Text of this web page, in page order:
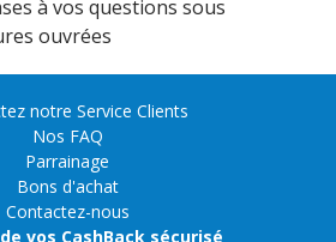
à vos questions sous
ouvrées
notre Service Clients
Nos FAQ
Parrainage
Bons d'achat
Contactez-nous
vos CashBack sécurisé